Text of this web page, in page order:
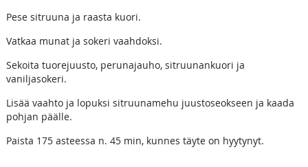
Pese sitruuna ja raasta kuori.
Vatkaa munat ja sokeri vaahdoksi.
Sekoita tuorejuusto, perunajauho, sitruunankuori ja
vaniljasokeri.
Lisää vaahto ja lopuksi sitruunamehu juustoseokseen ja kaada
pohjan päälle.
Paista 175 asteessa n. 45 min, kunnes täyte on hyytynyt.